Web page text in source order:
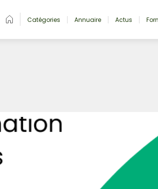
Catégories Annuaire Actus